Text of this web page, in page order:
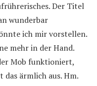
Der Titel
wunderbar
ich mir vorstellen.
mehr in der Hand.
Mob funktioniert,
das ärmlich aus. Hm.